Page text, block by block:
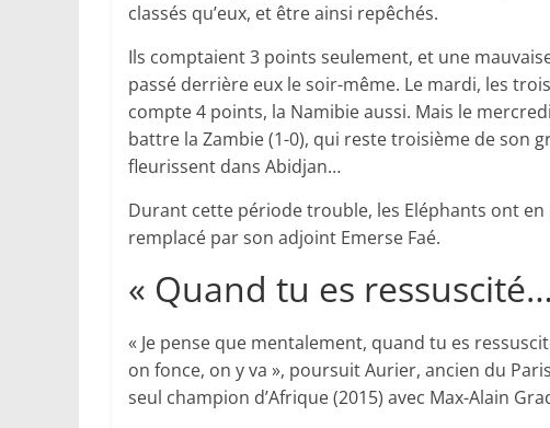
classés qu’eux, et être ainsi repêchés.
Ils comptaient 3 points seulement, et une
passé derrière eux le soir-même. Le mardi, les
compte 4 points, la Namibie aussi. Mais le
battre la Zambie (1-0), qui reste troisième de son
fleurissent dans Abidjan…
Durant cette période trouble, les Eléphants ont
remplacé par son adjoint Emerse Faé.
« Quand tu es
« Je pense que mentalement, quand tu es
on fonce, on y va », poursuit Aurier, ancien du
seul champion d’Afrique (2015) avec Max-Alain